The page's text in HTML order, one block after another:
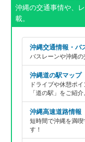
沖縄の交通事情や、
載。
沖縄交通情報・バ
バスレーンや沖縄
沖縄道の駅マップ
ドライブや休憩ポ
「道の駅」をご紹介。
沖縄高速道路情報
短時間で沖縄を満
す！